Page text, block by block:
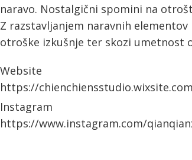
naravo. Nostalgični spomini na
Z razstavljanjem naravnih
otroške izkušnje ter skozi umetnost
Website
https://
Instagram
https://www.instagram.com/